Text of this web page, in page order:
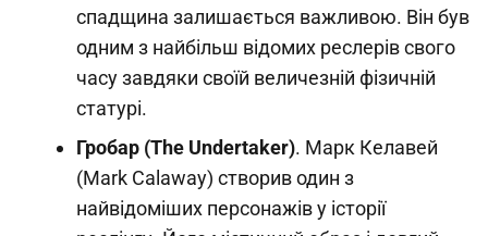
спадщина залишається важливою. Він був
одним з найбільш відомих реслерів свого
часу завдяки своїй величезній фізичній
статурі.
Гробар (The Undertaker). Марк Келавей
(Mark Calaway) створив один з
найвідоміших персонажів у історії